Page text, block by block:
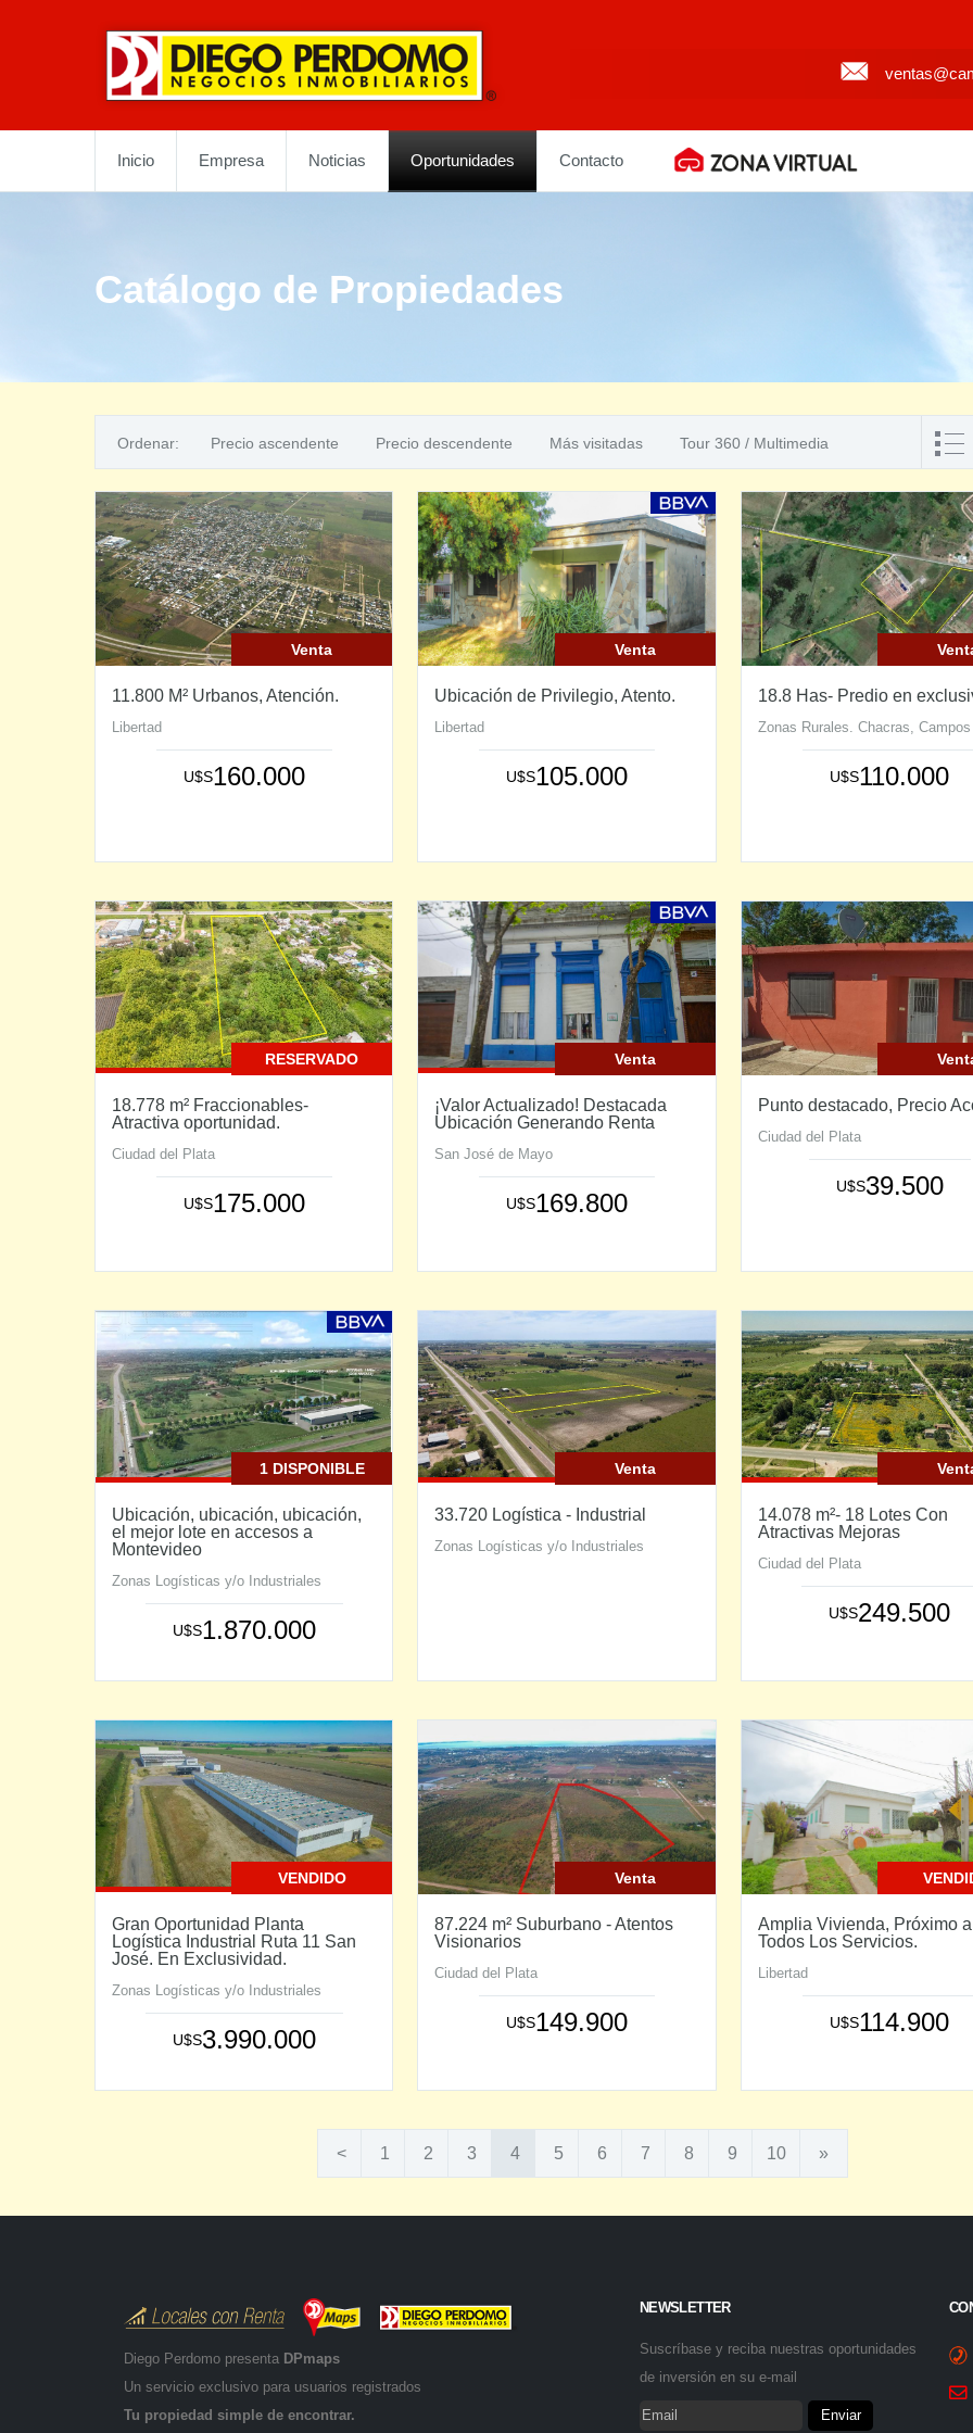
Inicio Empresa Noticias Oportunidades Contacto
Catálogo de Propiedades
Ordenar: Precio ascendente Precio descendente Más visitadas Tour 360 / Multimedia
Venta
11.800 M² Urbanos, Atención.
Libertad
U$S160.000
Venta
Ubicación de Privilegio, Atento.
Libertad
U$S105.000
18.8 Has- Predio en
Zonas Rurales. Chacras, Campos
U$S110.000
RESERVADO
18.778 m² Fraccionables-
Atractiva oportunidad.
Ciudad del Plata
U$S175.000
Venta
¡Valor Actualizado! Destacada
Ubicación Generando Renta
San José de Mayo
U$S169.800
Punto destacado, Precio
Ciudad del Plata
U$S39.500
1 DISPONIBLE
Ubicación, ubicación, ubicación,
el mejor lote en accesos a
Montevideo
Zonas Logísticas y/o Industriales
U$S1.870.000
Venta
33.720 Logística - Industrial
Zonas Logísticas y/o Industriales
14.078 m²- 18 Lotes Con
Atractivas Mejoras
Ciudad del Plata
U$S249.500
VENDIDO
Gran Oportunidad Planta
Logística Industrial Ruta 11 San
José. En Exclusividad.
Zonas Logísticas y/o Industriales
U$S3.990.000
Venta
87.224 m² Suburbano - Atentos
Visionarios
Ciudad del Plata
U$S149.900
Amplia Vivienda, Próximo a
Todos Los Servicios.
Libertad
U$S114.900
< 1 2 3 4 5 6 7 8 9 10 »